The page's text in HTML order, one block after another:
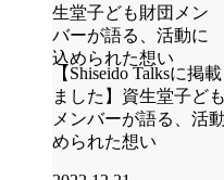
【Shiseido Talksに掲
ました】資生堂子ど
メンバーが語る、活
められた想い